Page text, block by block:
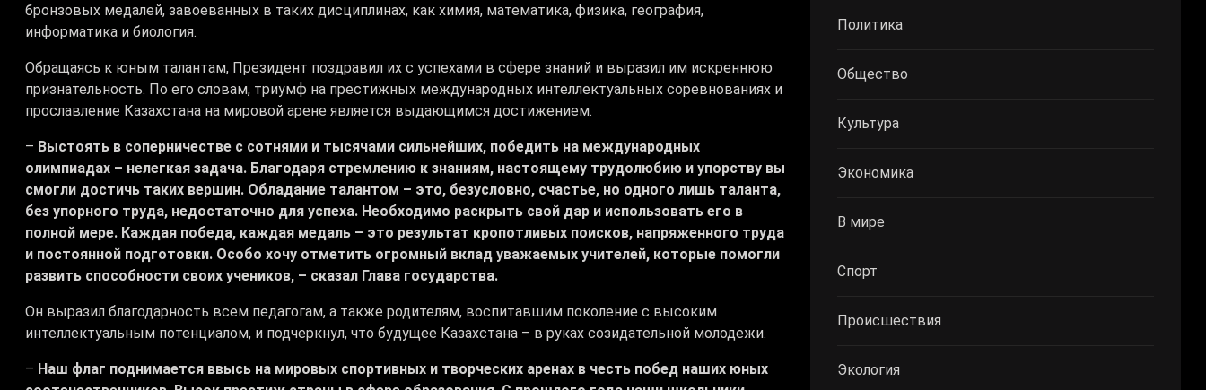
бронзовых медалей, завоеванных в таких дисциплинах, как химия, математика, физика, география,
информатика и биология.
Обращаясь к юным талантам, Президент поздравил их с успехами в сфере знаний и выразил им искреннюю
признательность. По его словам, триумф на престижных международных интеллектуальных соревнованиях и
прославление Казахстана на мировой арене является выдающимся достижением.
– Выстоять в соперничестве с сотнями и тысячами сильнейших, победить на международных
олимпиадах – нелегкая задача. Благодаря стремлению к знаниям, настоящему трудолюбию и упорству вы
смогли достичь таких вершин. Обладание талантом – это, безусловно, счастье, но одного лишь таланта,
без упорного труда, недостаточно для успеха. Необходимо раскрыть свой дар и использовать его в
полной мере. Каждая победа, каждая медаль – это результат кропотливых поисков, напряженного труда
и постоянной подготовки. Особо хочу отметить огромный вклад уважаемых учителей, которые помогли
развить способности своих учеников, – сказал Глава государства.
Он выразил благодарность всем педагогам, а также родителям, воспитавшим поколение с высоким
интеллектуальным потенциалом, и подчеркнул, что будущее Казахстана – в руках созидательной молодежи.
– Наш флаг поднимается ввысь на мировых спортивных и творческих аренах в честь побед наших юных
Политика
Общество
Культура
Экономика
В мире
Спорт
Происшествия
Экология